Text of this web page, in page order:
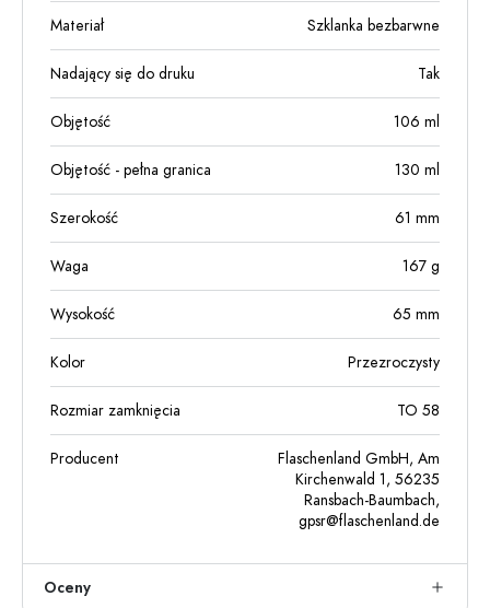
Materiał Szklanka bezbarwne
Nadający się do druku Tak
Objętość 106 ml
Objętość - pełna granica 130 ml
Szerokość 61 mm
Waga 167 g
Wysokość 65 mm
Kolor Przezroczysty
Rozmiar zamknięcia TO 58
Producent
Flaschenland GmbH, Am
Kirchenwald 1, 56235
Ransbach-Baumbach,
gpsr@flaschenland.de
Oceny